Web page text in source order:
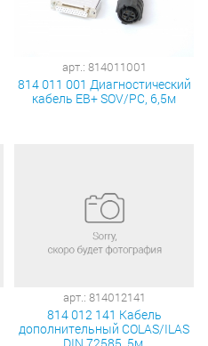
арт.: 814011001
814 011 001 Диагностический
кабель EB+ SOV/PC, 6,5м
арт.: 814012141
814 012 141 Кабель
дополнительный COLAS/ILAS